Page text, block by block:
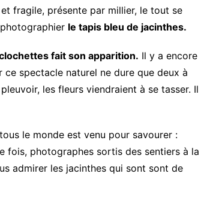
fragile, présente par millier, le tout se
le tapis bleu de jacinthes.
fait son apparition. Il y a encore
ce spectacle naturel ne dure que deux à
les fleurs viendraient à se tasser. Il
le monde est venu pour savourer :
fois, photographes sortis des sentiers à la
admirer les jacinthes qui sont sont de